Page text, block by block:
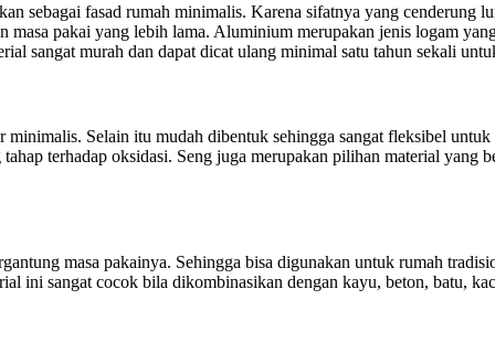
sebagai fasad rumah minimalis. Karena sifatnya yang cenderung
pakai yang lebih lama. Aluminium merupakan jenis logam
sangat murah dan dapat dicat ulang minimal satu tahun sekali
Selain itu mudah dibentuk sehingga sangat fleksibel
terhadap oksidasi. Seng juga merupakan pilihan material yang
masa pakainya. Sehingga bisa digunakan untuk rumah
ini sangat cocok bila dikombinasikan dengan kayu, beton, batu,